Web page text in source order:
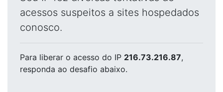
acessos suspeitos a sites hospedados
conosco.
Para liberar o acesso do IP 216.73.216.87,
responda ao desafio abaixo.